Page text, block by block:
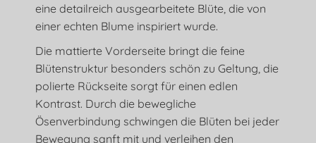
eine detailreich ausgearbeitete Blüte, die von
einer echten Blume inspiriert wurde.
Die mattierte Vorderseite bringt die feine
Blütenstruktur besonders schön zu Geltung, die
polierte Rückseite sorgt für einen edlen
Kontrast. Durch die bewegliche
Ösenverbindung schwingen die Blüten bei jeder
Bewegung sanft mit und verleihen den